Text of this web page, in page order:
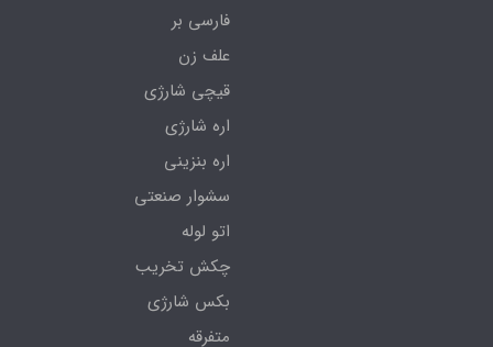
فارسی بر
علف زن
قیچی شارژی
اره شارژی
اره بنزینی
سشوار صنعتی
اتو لوله
چکش تخریب
بکس شارژی
متفرقه